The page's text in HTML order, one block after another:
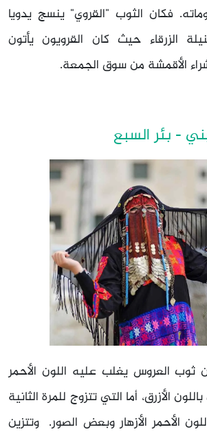
فكان الثوب "القروي" ينسج يدويا
الزرقاء حيث كان القرويون يأتون
الأقمشة من سوق الجمعة.
- بئر السبع
ثوب العروس يغلب عليه اللون الأحمر
الأزرق، أما التي تتزوج للمرة الثانية
الأحمر الأزهار وبعض الصور. وتتزين